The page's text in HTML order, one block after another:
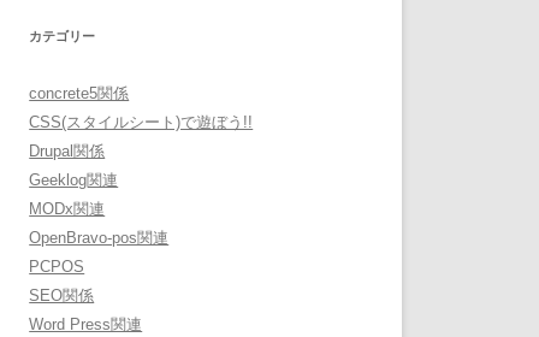
カテゴリー
concrete5関係
CSS(スタイルシート)で遊ぼう!!
Drupal関係
Geeklog関連
MODx関連
OpenBravo-pos関連
PCPOS
SEO関係
Word Press関連